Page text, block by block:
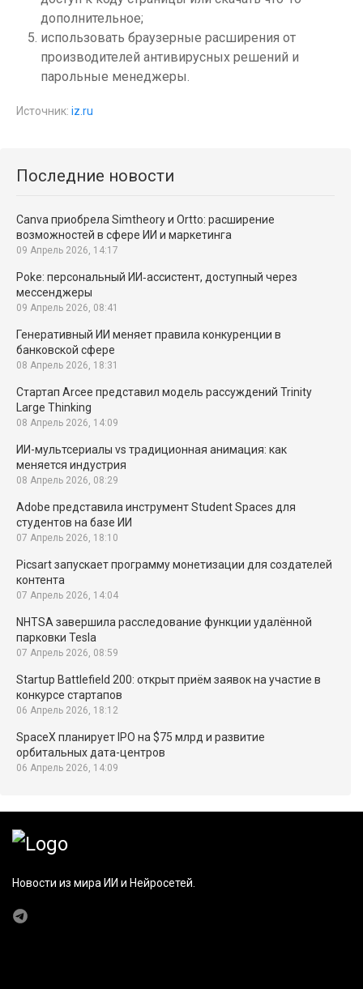
дополнительное;
использовать браузерные расширения от
производителей антивирусных решений и
парольные менеджеры.
Источник: iz.ru
Последние новости
Canva приобрела Simtheory и Ortto: расширение
возможностей в сфере ИИ и маркетинга
09 Апрель 2026, 14:17
Poke: персональный ИИ‑ассистент, доступный через
мессенджеры
09 Апрель 2026, 08:41
Генеративный ИИ меняет правила конкуренции в
банковской сфере
08 Апрель 2026, 18:31
Стартап Arcee представил модель рассуждений Trinity
Large Thinking
08 Апрель 2026, 14:09
ИИ-мультсериалы vs традиционная анимация: как
меняется индустрия
08 Апрель 2026, 08:29
Adobe представила инструмент Student Spaces для
студентов на базе ИИ
07 Апрель 2026, 18:10
Picsart запускает программу монетизации для создателей
контента
07 Апрель 2026, 14:04
NHTSA завершила расследование функции удалённой
парковки Tesla
07 Апрель 2026, 08:59
Startup Battlefield 200: открыт приём заявок на участие в
конкурсе стартапов
06 Апрель 2026, 18:12
SpaceX планирует IPO на $75 млрд и развитие
орбитальных дата-центров
06 Апрель 2026, 14:09
Новости из мира ИИ и Нейросетей.